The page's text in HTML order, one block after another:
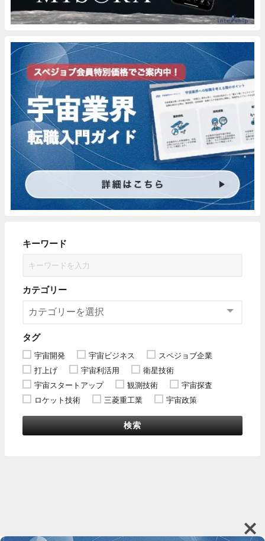
キーワード
カテゴリー
タグ
宇宙開発 宇宙ビジネス
スペジョブ企業
打上げ
宇宙利活用
衛星技術
宇宙スタートアップ
観測技術
宇宙探査
ロケット技術
三菱重工業 宇宙政策
検索